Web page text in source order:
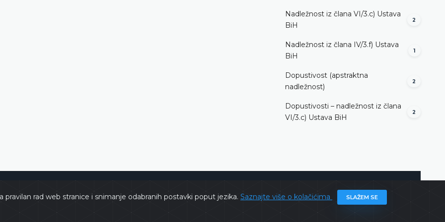
pravilan rad web stranice i snimanje odabranih postavki poput jezika. Saznajte više o kolačićima SLAŽEM SE
Nadležnost iz člana VI/3.c) Ustava
BiH
2
Nadležnost iz člana IV/3.f) Ustava
BiH
1
Dopustivost (apstraktna
nadležnost)
2
Dopustivosti – nadležnost iz člana
VI/3.c) Ustava BiH
2
Copyrights @ 2026Ustavni sud BiHSva prava zadržana.